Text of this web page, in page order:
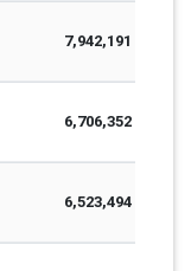
7,942,191
6,706,352
6,523,494